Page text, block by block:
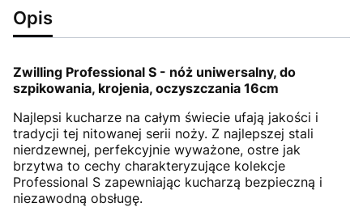
Opis
Zwilling Professional S - nóż uniwersalny, do
szpikowania, krojenia, oczyszczania 16cm
Najlepsi kucharze na całym świecie ufają jakości i
tradycji tej nitowanej serii noży. Z najlepszej stali
nierdzewnej, perfekcyjnie wyważone, ostre jak
brzytwa to cechy charakteryzujące kolekcje
Professional S zapewniając kucharzą bezpieczną i
niezawodną obsługę.